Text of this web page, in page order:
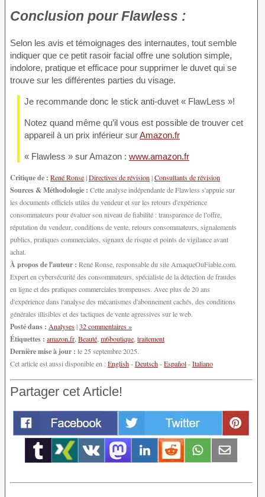
Conclusion pour Flawless :
Selon les avis et témoignages des internautes, tout semble
indiquer que ce petit rasoir facial offre une solution simple,
indolore, pratique et efficace pour supprimer le duvet qui se
trouve sur les différentes parties du visage.
Je recommande donc le stick anti-duvet « FlawLess »!
Notez quand même qu’il vous est possible de trouver cet
appareil à un prix inférieur surAmazon.fr
« Flawless » sur Amazon : www.amazon.fr
Critique de : René Ronse|Directives de révision|Consultants de révision
Sources & Méthodologie : Cette analyse indépendante de Flawless s'appuie sur
les documents officiels utiles du vendeur et sur les retours d'expérience
consommateurs pour évaluer son niveau de fiabilité : transparence de l’offre,
réputation du vendeur, conditions de vente, retours consommateurs, signalements
publics, pratiques commerciales, signaux de risque et points de vigilance avant
achat.
À propos de l'auteur : René Ronse, responsable du site ArnaqueOuFiable.com.
Expert en cybersécurité des consommateurs, spécialiste de la détection de fraudes
en ligne et des pratiques commerciales trompeuses. Avec plus de 20 ans
d'expérience dans l'analyse des mécanismes d'abonnement cachés, des conditions
générales illisibles et des tactiques de vente agressives sur le web.
Posté dans : Analyses|32 commentaires »
Étiquettes : amazon.fr,Beauté,m6boutique,traitement
Dernière mise à jour : le 25 septembre 2025.
Cet article est aussi disponible en :English-Deutsch-Español-Italiano
Partager cet Article!